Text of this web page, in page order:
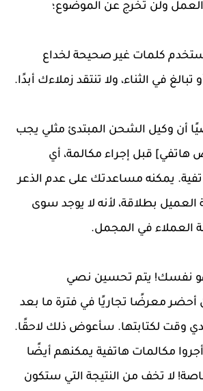
كلمات غير صحيحة لخداع
تبالغ في الثناء، ولا تنتقد زملاءك أبدًا.
أن وكيل الشحن المبتدئ مثلي يجب
هاتفي] قبل إجراء مكالمة، أي
يمكنه مساعدتك على عدم الذعر
العميل بطلاقة، لأنه لا يوجد سوى
العملاء في المجمل.
هو نفسك! يتم تحسين نصي
معرضًا تجاريًا في فترة ما بعد
وقت لكتابتها. سأعوض ذلك لاحقًا.
مكالمات هاتفية يمكنهم أيضًا
لا تخف من النتيجة التي ستكون